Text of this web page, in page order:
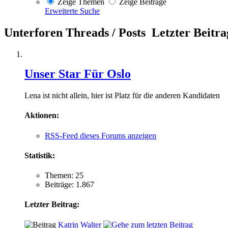
Zeige Themen
Zeige Beiträge
Erweiterte Suche
Unterforen Threads / Posts Letzter
Unser Star Für Oslo
Lena ist nicht allein, hier ist Platz für die anderen Kandidaten
Aktionen:
RSS-Feed dieses Forums anzeigen
Statistik:
Themen: 25
Beiträge: 1.867
Letzter Beitrag:
Katrin Walter